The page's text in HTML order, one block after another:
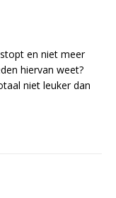
en niet meer
hiervan weet?
niet leuker dan